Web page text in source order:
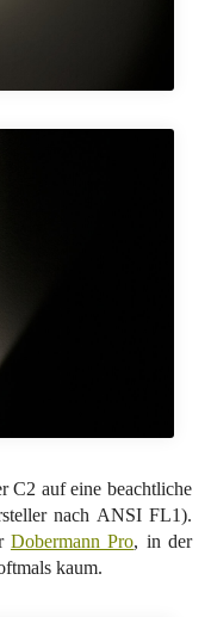
C2 auf eine beachtliche
nach ANSI FL1).
Dobermann Pro, in der
kaum.